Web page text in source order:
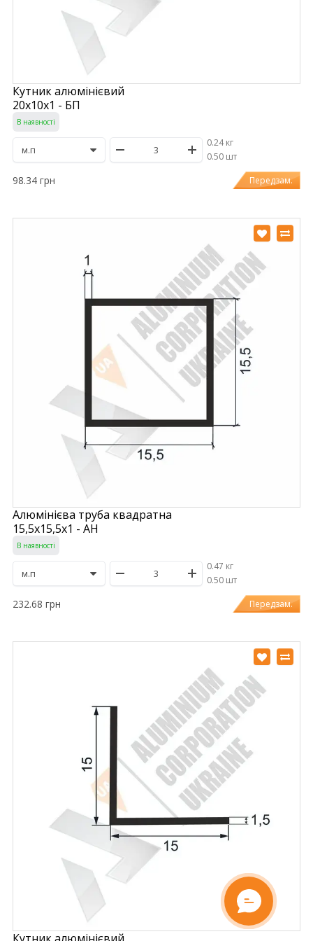
Кутник алюмінієвий
20х10х1 - БП
В наявності
0.24 кг
/0.50 шт
98.34 грн Передзам.
Алюмінієва труба квадратна
15,5х15,5х1 - АН
В наявності
0.47 кг
/0.50 шт
232.68 грн Передзам.